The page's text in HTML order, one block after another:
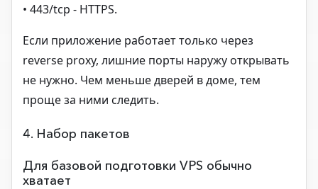
• 443/tcp - HTTPS.
Если приложение работает только через
reverse proxy, лишние порты наружу открывать
не нужно. Чем меньше дверей в доме, тем
проще за ними следить.
4. Набор пакетов
Для базовой подготовки VPS обычно
хватает